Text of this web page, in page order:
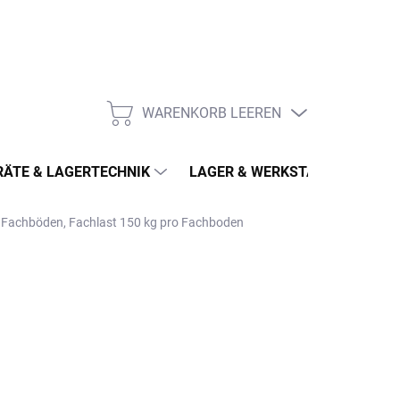
WARENKORB
WARENKORB LEEREN
& LAGERTECHNIK LAGER & WERKSTATT
Fachlast 150 kg pro Fachboden